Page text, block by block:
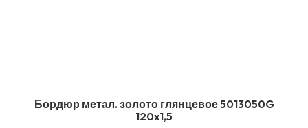
Бордюр метал. золото глянцевое 5013050G
120x1,5